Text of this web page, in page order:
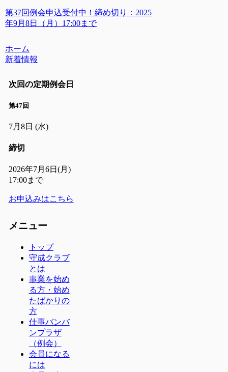
第37回例会申込受付中！締め切り：2025
年9月8日（月）17:00まで
ホーム
新着情報
次回の定期例会日
第47回
7月8日 (水)
締切
2026年7月6日(月)
17:00まで
お申込みはこちら
メニュー
トップ
守成クラブ
とは
事業を始め
る方・始め
たばかりの
方
仕事バンバ
ンプラザ
（例会）
会員になる
には